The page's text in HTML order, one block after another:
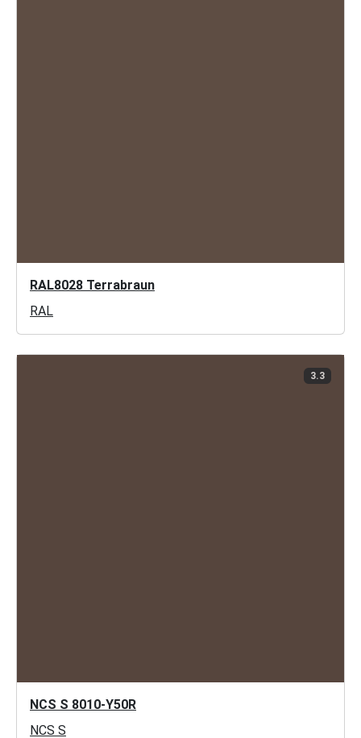
RAL8028 Terrabraun
RAL
3.3
NCS S 8010-Y50R
NCS S